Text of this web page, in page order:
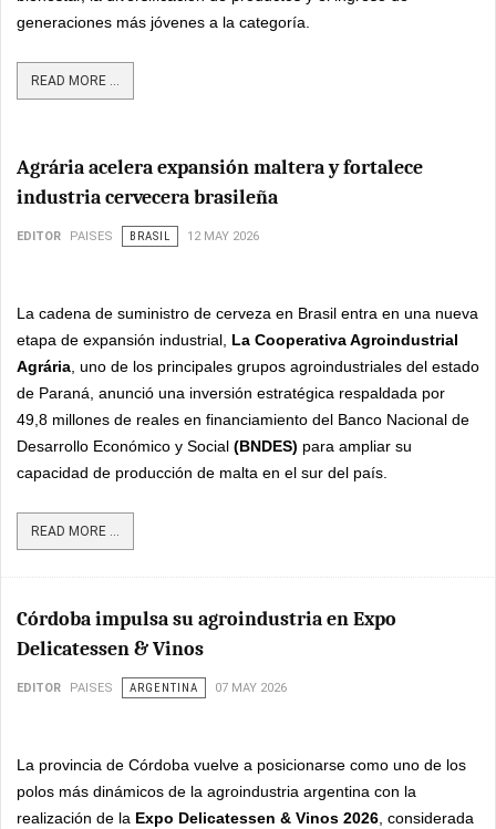
generaciones más jóvenes a la categoría.
READ MORE ...
Agrária acelera expansión maltera y fortalece
industria cervecera brasileña
EDITOR PAISES BRASIL 12 MAY 2026
La cadena de suministro de cerveza en Brasil entra en una nueva
etapa de expansión industrial, La Cooperativa Agroindustrial
Agrária , uno de los principales grupos agroindustriales del estado
de Paraná, anunció una inversión estratégica respaldada por
49,8 millones de reales en financiamiento del Banco Nacional de
Desarrollo Económico y Social (BNDES) para ampliar su
capacidad de producción de malta en el sur del país.
READ MORE ...
Córdoba impulsa su agroindustria en Expo
Delicatessen & Vinos
EDITOR PAISES ARGENTINA 07 MAY 2026
La provincia de Córdoba vuelve a posicionarse como uno de los
polos más dinámicos de la agroindustria argentina con la
realización de la Expo Delicatessen & Vinos 2026 , considerada